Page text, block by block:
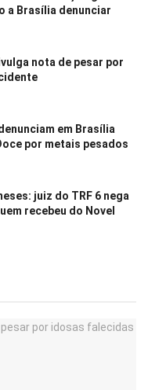
a Brasília denunciar
nota de pesar por
em Brasília
por metais pesados
juiz do TRF 6 nega
recebeu do Novel